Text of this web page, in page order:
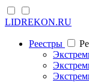
LIDREKON.RU
Реестры